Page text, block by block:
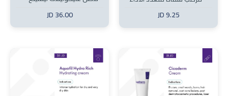
9.25 JD
(إيفا ثيرم)36.00 JD